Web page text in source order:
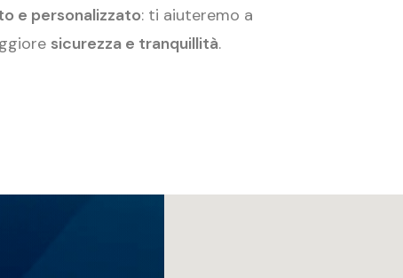
e personalizzato: ti aiuteremo a
sicurezza e tranquillità.